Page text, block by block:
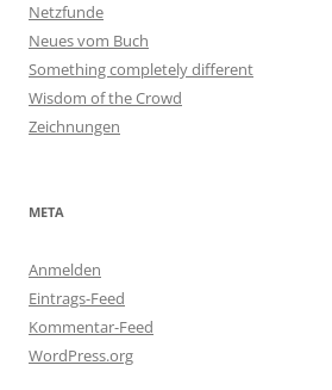
Netzfunde
Neues vom Buch
Something completely different
Wisdom of the Crowd
Zeichnungen
META
Anmelden
Eintrags-Feed
Kommentar-Feed
WordPress.org